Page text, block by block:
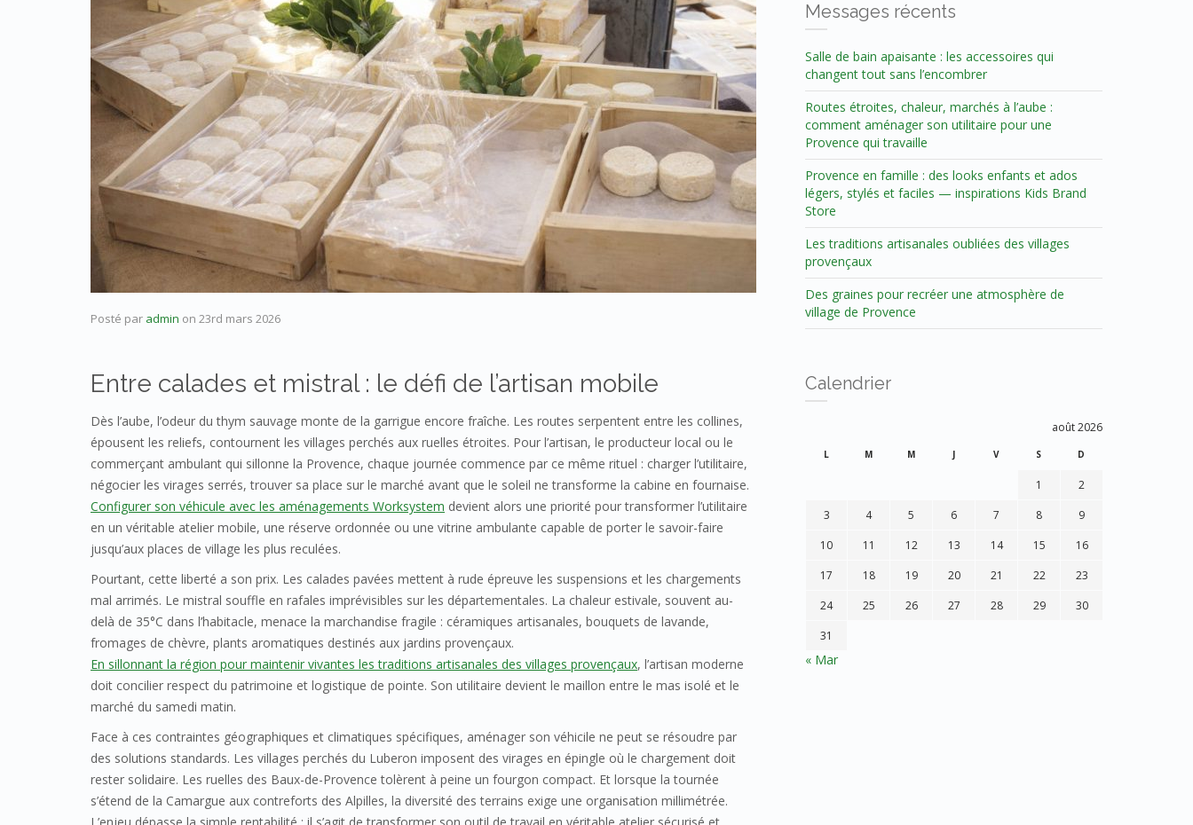
Posté par admin on 23rd mars 2026
Entre calades et mistral : le défi de l’artisan mobile
Dès l’aube, l’odeur du thym sauvage monte de la garrigue encore fraîche. Les routes serpentent entre les collines,
épousent les reliefs, contournent les villages perchés aux ruelles étroites. Pour l’artisan, le producteur local ou le
commerçant ambulant qui sillonne la Provence, chaque journée commence par ce même rituel : charger l’utilitaire,
négocier les virages serrés, trouver sa place sur le marché avant que le soleil ne transforme la cabine en fournaise.
Configurer son véhicule avec les aménagements Worksystem devient alors une priorité pour transformer l’utilitaire
en un véritable atelier mobile, une réserve ordonnée ou une vitrine ambulante capable de porter le savoir-faire
jusqu’aux places de village les plus reculées.
Pourtant, cette liberté a son prix. Les calades pavées mettent à rude épreuve les suspensions et les chargements
mal arrimés. Le mistral souffle en rafales imprévisibles sur les départementales. La chaleur estivale, souvent au-
delà de 35°C dans l’habitacle, menace la marchandise fragile : céramiques artisanales, bouquets de lavande,
fromages de chèvre, plants aromatiques destinés aux jardins provençaux.
En sillonnant la région pour maintenir vivantes les traditions artisanales des villages provençaux, l’artisan moderne
doit concilier respect du patrimoine et logistique de pointe. Son utilitaire devient le maillon entre le mas isolé et le
marché du samedi matin.
Face à ces contraintes géographiques et climatiques spécifiques, aménager son véhicile ne peut se résoudre par
des solutions standards. Les villages perchés du Luberon imposent des virages en épingle où le chargement doit
rester solidaire. Les ruelles des Baux-de-Provence tolèrent à peine un fourgon compact. Et lorsque la tournée
s’étend de la Camargue aux contreforts des Alpilles, la diversité des terrains exige une organisation millimétrée.
Messages récents
Salle de bain apaisante : les accessoires qui
changent tout sans l’encombrer
Routes étroites, chaleur, marchés à l’aube :
comment aménager son utilitaire pour une
Provence qui travaille
Provence en famille : des looks enfants et ados
légers, stylés et faciles — inspirations Kids Brand
Store
Les traditions artisanales oubliées des villages
provençaux
Des graines pour recréer une atmosphère de
village de Provence
Calendrier
août 2026
L M M J V S D
1
2
3
4 5 6 7 8
9
10
11 12 13 14 15
16
17
18 19 20 21 22
23
24
25 26 27 28 29
30
31
« Mar